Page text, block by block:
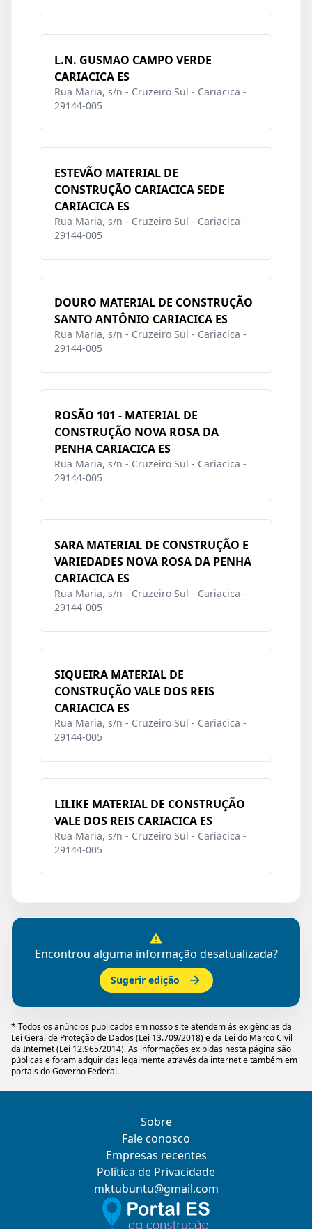
L.N. GUSMAO CAMPO VERDE
CARIACICA ES
Rua Maria, s/n - Cruzeiro Sul - Cariacica -
29144-005
ESTEVÃO MATERIAL DE
CONSTRUÇÃO CARIACICA SEDE
CARIACICA ES
Rua Maria, s/n - Cruzeiro Sul - Cariacica -
29144-005
DOURO MATERIAL DE CONSTRUÇÃO
SANTO ANTÔNIO CARIACICA ES
Rua Maria, s/n - Cruzeiro Sul - Cariacica -
29144-005
ROSÃO 101 - MATERIAL DE
CONSTRUÇÃO NOVA ROSA DA
PENHA CARIACICA ES
Rua Maria, s/n - Cruzeiro Sul - Cariacica -
29144-005
SARA MATERIAL DE CONSTRUÇÃO E
VARIEDADES NOVA ROSA DA PENHA
CARIACICA ES
Rua Maria, s/n - Cruzeiro Sul - Cariacica -
29144-005
SIQUEIRA MATERIAL DE
CONSTRUÇÃO VALE DOS REIS
CARIACICA ES
Rua Maria, s/n - Cruzeiro Sul - Cariacica -
29144-005
LILIKE MATERIAL DE CONSTRUÇÃO
VALE DOS REIS CARIACICA ES
Rua Maria, s/n - Cruzeiro Sul - Cariacica -
29144-005
Encontrou alguma informação desatualizada?
Sugerir edição
* Todos os anúncios publicados em nosso site atendem às exigências da
Lei Geral de Proteção de Dados (Lei 13.709/2018) e da Lei do Marco Civil
da Internet (Lei 12.965/2014). As informações exibidas nesta página são
públicas e foram adquiridas legalmente através da internet e também em
portais do Governo Federal.
Sobre
Fale conosco
Empresas recentes
Política de Privacidade
mktubuntu@gmail.com